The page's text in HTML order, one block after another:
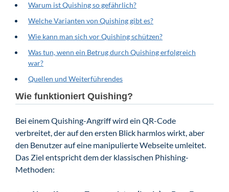
Warum ist Quishing so gefährlich?
Welche Varianten von Quishing gibt es?
Wie kann man sich vor Quishing schützen?
Was tun, wenn ein Betrug durch Quishing erfolgreich
war?
Quellen und Weiterführendes
Wie funktioniert Quishing?
Bei einem Quishing-Angriff wird ein QR-Code
verbreitet, der auf den ersten Blick harmlos wirkt, aber
den Benutzer auf eine manipulierte Webseite umleitet.
Das Ziel entspricht dem der klassischen Phishing-
Methoden: